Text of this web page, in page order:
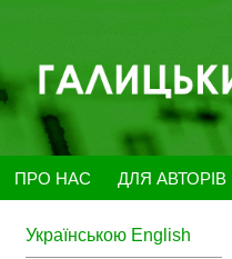
ПРО НАС ДЛЯ АВТОРІВ
Українською English